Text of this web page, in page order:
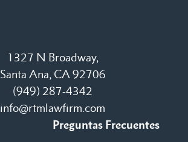
1327 N Broadway,
Santa Ana, CA 92706
(949) 287-4342
info@rtmlawfirm.com
Preguntas Frecuentes